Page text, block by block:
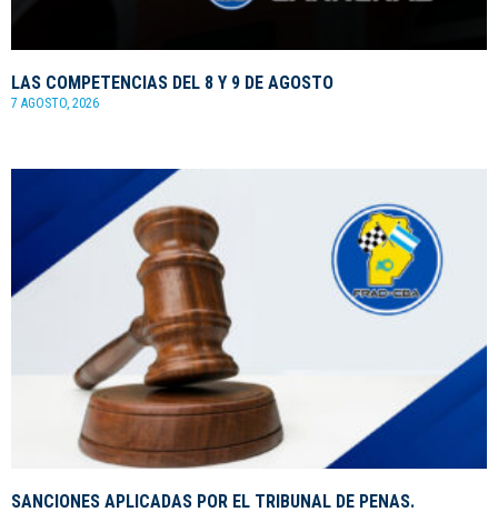
LAS COMPETENCIAS DEL 8 Y 9 DE AGOSTO
7 AGOSTO, 2026
SANCIONES APLICADAS POR EL TRIBUNAL DE PENAS.